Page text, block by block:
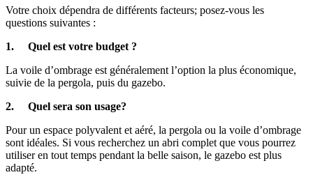
Votre choix dépendra de différents facteurs; posez-vous les
questions suivantes :
1. Quel est votre budget ?
La voile d’ombrage est généralement l’option la plus économique,
suivie de la pergola, puis du gazebo.
2. Quel sera son usage?
Pour un espace polyvalent et aéré, la pergola ou la voile d’ombrage
sont idéales. Si vous recherchez un abri complet que vous pourrez
utiliser en tout temps pendant la belle saison, le gazebo est plus
adapté.